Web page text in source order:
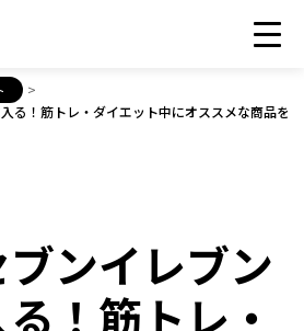
>
る！筋トレ・ダイエット中にオススメな商品を
ンイレブン
！筋トレ・